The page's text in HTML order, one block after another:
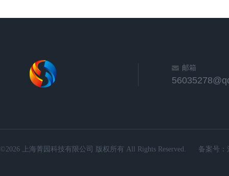
邮箱
©2026 上海菁园科技有限公司 版权所有 All Rights Reserved. 备案号：